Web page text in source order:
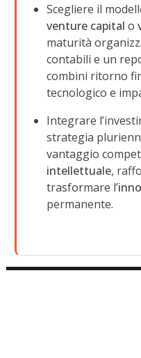
Scegliere il
venture capital o
maturità
contabili e un
combini ritorno
tecnologico e
Integrare
strategia
vantaggio
intellettuale,
trasformare l’
permanente.